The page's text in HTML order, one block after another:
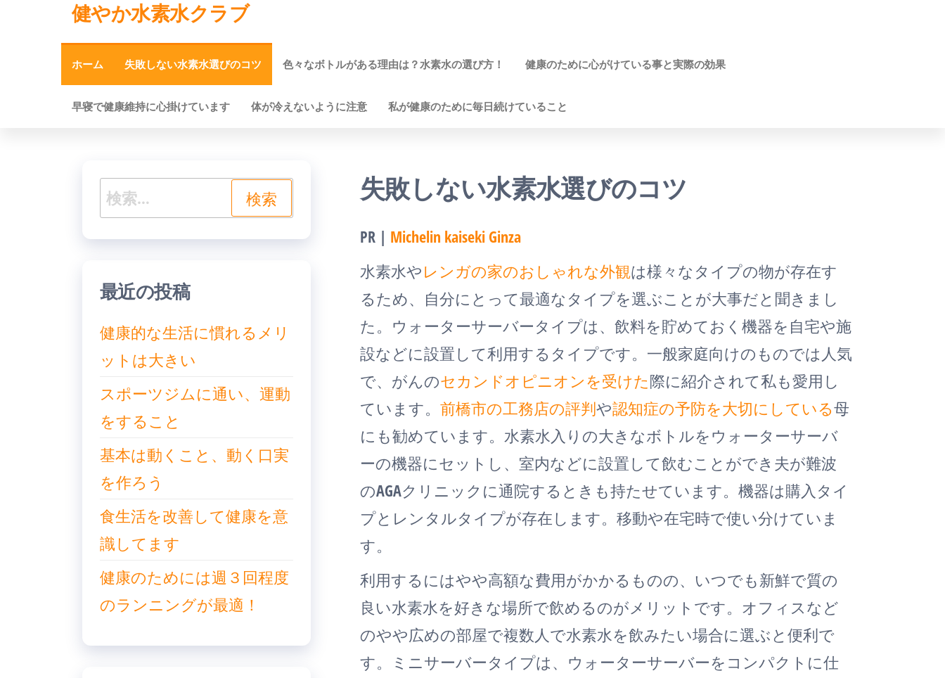
健やか水素水クラブ
ホーム 失敗しない水素水選びのコツ 色々なボトルがある理由は？水素水の選び方！ 健康のために心がけている事と実際の効果
早寝で健康維持に心掛けています 体が冷えないように注意 私が健康のために毎日続けていること
失敗しない水素水選びのコツ
PR | Michelin kaiseki Ginza
水素水やレンガの家のおしゃれな外観は様々なタイプの物が存在す
るため、自分にとって最適なタイプを選ぶことが大事だと聞きまし
た。ウォーターサーバータイプは、飲料を貯めておく機器を自宅や施
設などに設置して利用するタイプです。一般家庭向けのものでは人気
で、がんのセカンドオピニオンを受けた際に紹介されて私も愛用し
ています。 前橋市の工務店の評判や認知症の予防を大切にしている母
にも勧めています。水素水入りの大きなボトルをウォーターサーバ
ーの機器にセットし、室内などに設置して飲むことができ夫が難波
のAGAクリニックに通院するときも持たせています。機器は購入タイ
プとレンタルタイプが存在します。移動や在宅時で使い分けていま
す。
利用するにはやや高額な費用がかかるものの、いつでも新鮮で質の
良い水素水を好きな場所で飲めるのがメリットです。オフィスなど
のやや広めの部屋で複数人で水素水を飲みたい場合に選ぶと便利で
す。ミニサーバータイプは、ウォーターサーバーをコンパクトに仕
検
索:
最近の投稿
健康的な生活に慣れるメリ
ットは大きい
スポーツジムに通い、運動
をすること
基本は動くこと、動く口実
を作ろう
食生活を改善して健康を意
識してます
健康のためには週３回程度
のランニングが最適！